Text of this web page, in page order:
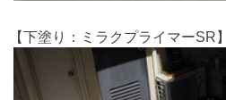
【下塗り：ミラクプライマーSR】